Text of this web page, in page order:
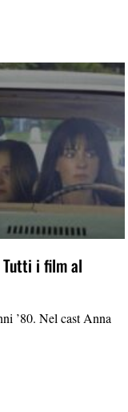
Tutti i film al
’80. Nel cast Anna